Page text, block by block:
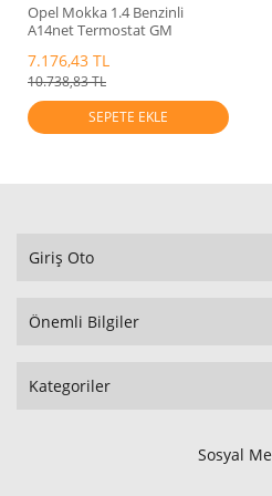
Opel Mokka 1.4 Benzinli
A14net Termostat GM
7.176,43 TL
10.738,83 TL
SEPETE EKLE
Giriş Oto
Önemli Bilgiler
Kategoriler
Sosyal